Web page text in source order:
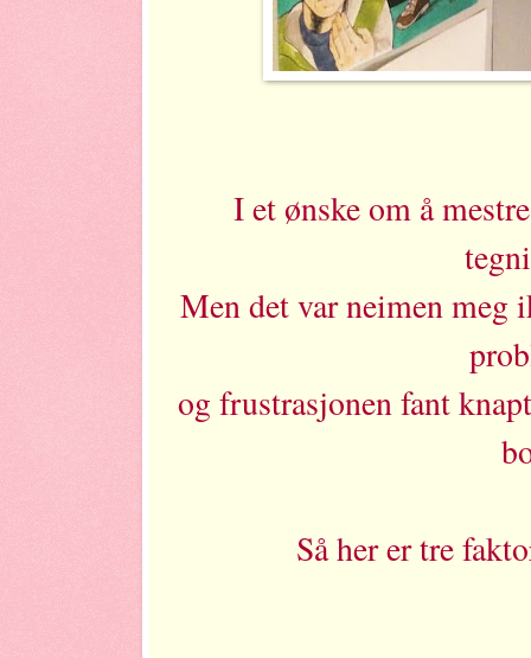
I et ønske om å
Men det var neimen meg
og frustrasjonen fant
Så her er tre